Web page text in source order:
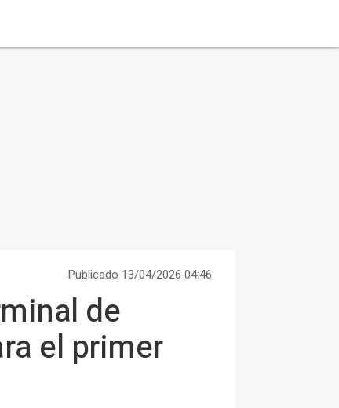
Publicado 13/04/2026 04:46
de
el primer